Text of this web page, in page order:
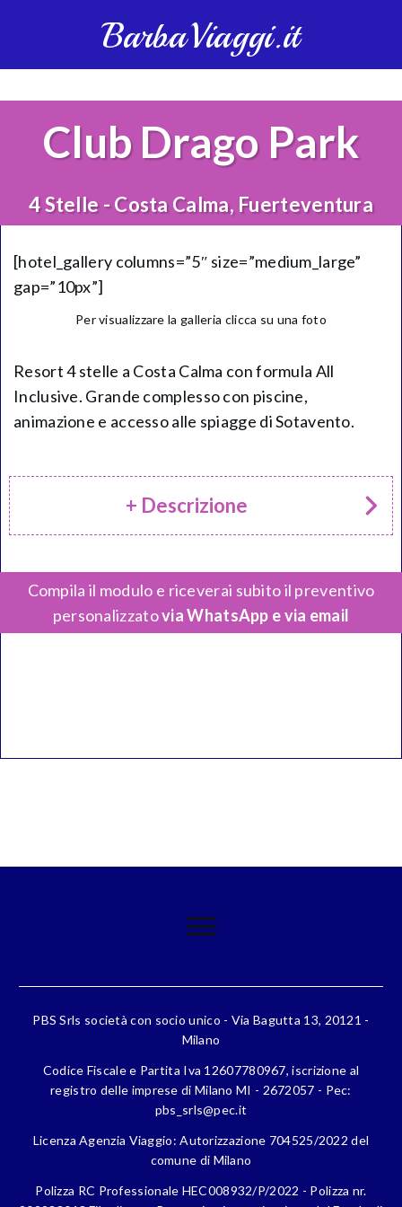
BarbaViaggi.it
Club Drago Park
4 Stelle - Costa Calma, Fuerteventura
[hotel_gallery columns=”5″ size=”medium_large”
gap=”10px”]
Per visualizzare la galleria clicca su una foto
Resort 4 stelle a Costa Calma con formula All
Inclusive. Grande complesso con piscine,
animazione e accesso alle spiagge di Sotavento.
+ Descrizione
Compila il modulo e riceverai subito il preventivo
personalizzatovia WhatsApp e via email
PBS Srls società con socio unico - Via Bagutta 13, 20121 -
Milano
Codice Fiscale e Partita Iva 12607780967, iscrizione al
registro delle imprese di Milano MI - 2672057 - Pec:
pbs_srls@pec.it
Licenza Agenzia Viaggio: Autorizzazione 704525/2022 del
comune di Milano
Polizza RC Professionale HEC008932/P/2022 - Polizza nr.